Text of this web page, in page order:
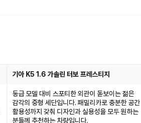
기아 K5 1.6 가솔린 터보 프레스티지
동급 모델 대비 스포티한 외관이 돋보이는 젊은
감각의 중형 세단입니다. 패밀리카로 충분한 공간
활용성까지 갖춰 디자인과 실용성을 모두 원하는
분들께 추천하는 차량입니다.